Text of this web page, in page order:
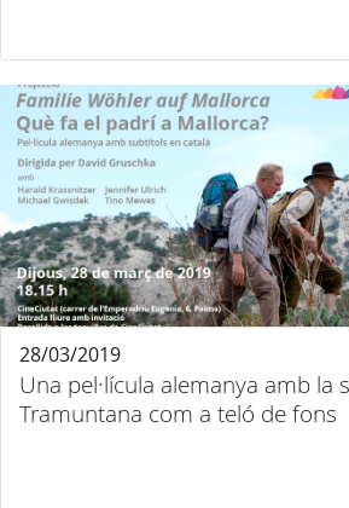
Una pel·lícula alemanya amb la
Tramuntana com a teló de fons
28/03/2019